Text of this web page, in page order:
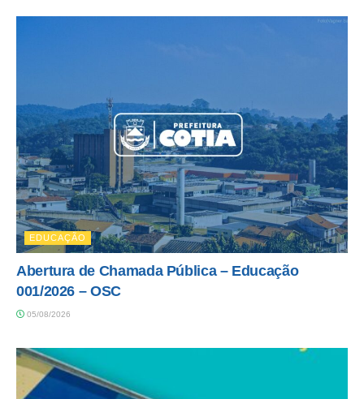
EDUCAÇÃO
Abertura de Chamada Pública – Educação
001/2026 – OSC
05/08/2026